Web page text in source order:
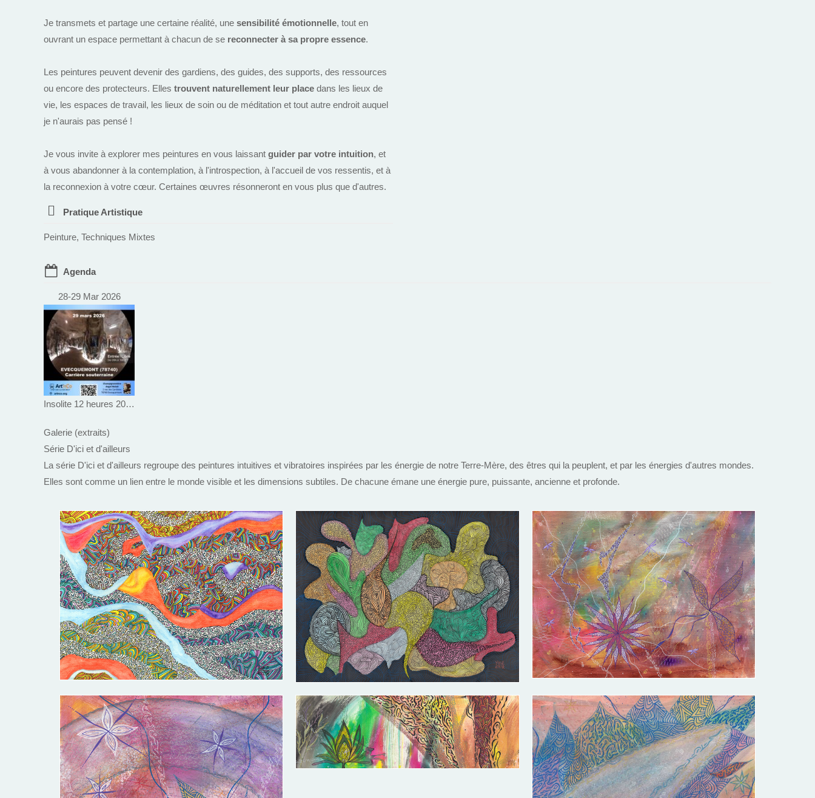
Je transmets et partage une certaine réalité, une sensibilité émotionnelle, tout en
ouvrant un espace permettant à chacun de se reconnecter à sa propre essence.
Les peintures peuvent devenir des gardiens, des guides, des supports, des ressources
ou encore des protecteurs. Elles trouvent naturellement leur place dans les lieux de
vie, les espaces de travail, les lieux de soin ou de méditation et tout autre endroit auquel
je n'aurais pas pensé !
Je vous invite à explorer mes peintures en vous laissant guider par votre intuition, et
à vous abandonner à la contemplation, à l'introspection, à l'accueil de vos ressentis, et à
la reconnexion à votre cœur. Certaines œuvres résonneront en vous plus que d'autres.
Pratique Artistique
Peinture, Techniques Mixtes
Agenda
28-29 Mar 2026
Insolite 12 heures 2026
Galerie (extraits)
Série D'ici et d'ailleurs
La série D'ici et d'ailleurs regroupe des peintures intuitives et vibratoires inspirées par les énergie de notre Terre-Mère, des êtres qui la peuplent, et par les énergies d'autres mondes.
Elles sont comme un lien entre le monde visible et les dimensions subtiles. De chacune émane une énergie pure, puissante, ancienne et profonde.